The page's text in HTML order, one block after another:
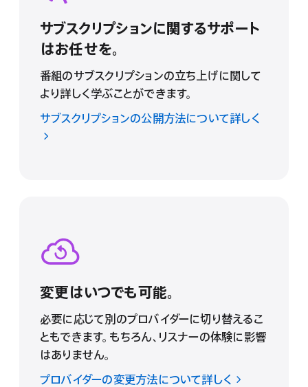
サブスクリプションに関するサポート
はお任せを。
番組のサブスクリプションの立ち上げに関して
より詳しく学ぶことができます。
サブスクリプションの公開方法について詳しく
変更はいつでも可能。
必要に応じて別のプロバイダーに切り替えるこ
ともできます。もちろん、リスナーの体験に影響
はありません。
プロバイダーの変更方法について詳しく